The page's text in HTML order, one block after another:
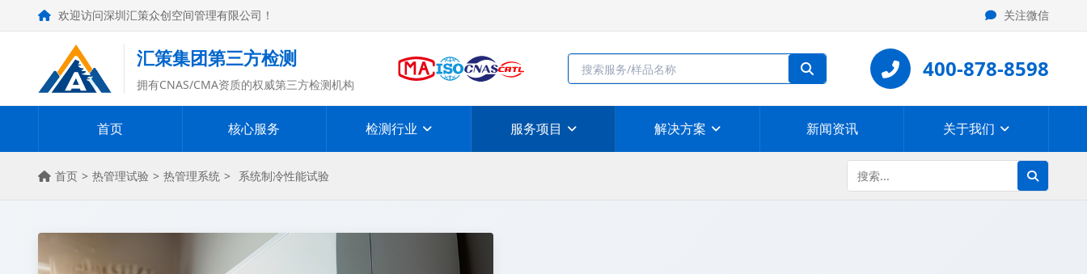
欢迎访问深圳汇策众创空间管理有限公司！ 关注微信
汇策集团第三方检测
拥有CNAS/CMA资质的权威第三方检测机构
400-878-8598
首页 核心服务 检测行业 服务项目 解决方案 新闻资讯 关于我们
首页 > 热管理试验 > 热管理系统 > 系统制冷性能试验